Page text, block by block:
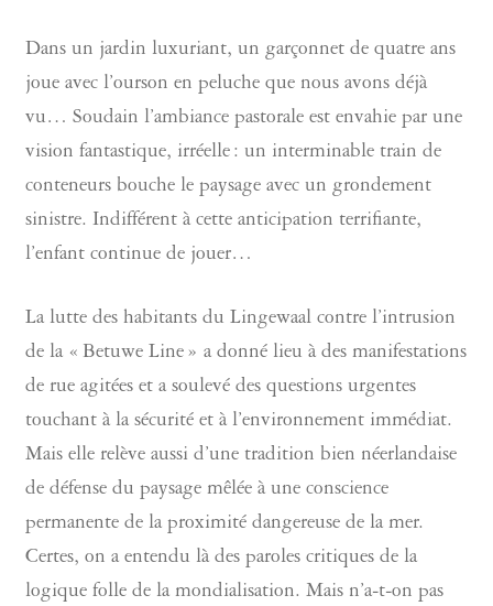
Dans un jardin luxuriant, un garçonnet de quatre ans
joue avec l’ourson en peluche que nous avons déjà
vu… Soudain l’ambiance pastorale est envahie par une
vision fantastique, irréelle : un interminable train de
conteneurs bouche le paysage avec un grondement
sinistre. Indifférent à cette anticipation terrifiante,
l’enfant continue de jouer…
La lutte des habitants du Lingewaal contre l’intrusion
de la « Betuwe Line » a donné lieu à des manifestations
de rue agitées et a soulevé des questions urgentes
touchant à la sécurité et à l’environnement immédiat.
Mais elle relève aussi d’une tradition bien néerlandaise
de défense du paysage mêlée à une conscience
permanente de la proximité dangereuse de la mer.
Certes, on a entendu là des paroles critiques de la
logique folle de la mondialisation. Mais n’a-t-on pas